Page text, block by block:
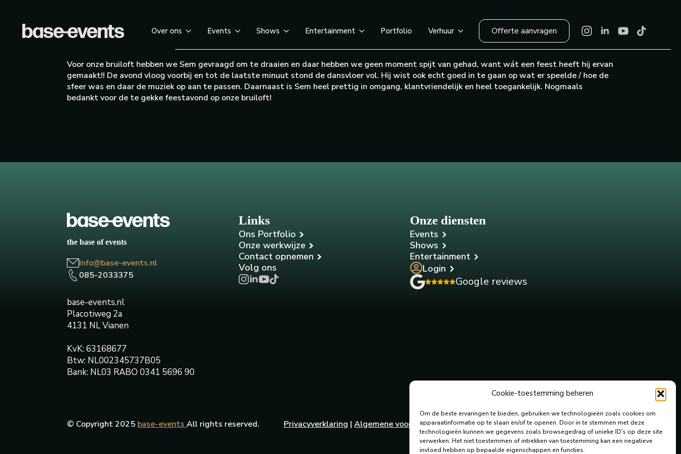
Cookie-toestemming beheren
Om de beste ervaringen te bieden, gebruiken we technologieën zoals cookies om
apparaatinformatie op te slaan en/of te openen. Door in te stemmen met deze
technologieën kunnen we gegevens zoals browsegedrag of unieke ID's op deze site
verwerken. Het niet toestemmen of intrekken van toestemming kan een negatieve
invloed hebben op bepaalde eigenschappen en functies.
Over ons Events Shows Entertainment Portfolio Verhuur Offerte aanvragen
Voor onze bruiloft hebben we Sem gevraagd om te draaien en daar hebben we geen moment spijt van gehad, want wát een feest heeft hij ervan
gemaakt!! De avond vloog voorbij en tot de laatste minuut stond de dansvloer vol. Hij wist ook echt goed in te gaan op wat er speelde / hoe de
sfeer was en daar de muziek op aan te passen. Daarnaast is Sem heel prettig in omgang, klantvriendelijk en heel toegankelijk. Nogmaals
bedankt voor de te gekke feestavond op onze bruiloft!
the base of events
Info@base-events.nl
085-2033375
base-events.nl
Placotiweg 2a
4131 NL Vianen
KvK: 63168677
Btw: NL002345737B05
Bank: NL03 RABO 0341 5696 90
Links
Ons Portfolio
Onze werkwijze
Contact opnemen
Volg ons
Onze diensten
Events
Shows
Entertainment
Login
Google reviews
© Copyright 2025 base-events All rights reserved. Privacyverklaring |Algemene voorwaarden